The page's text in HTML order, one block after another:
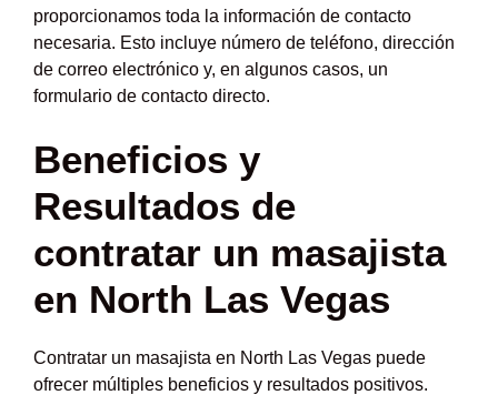
proporcionamos toda la información de contacto
necesaria. Esto incluye número de teléfono, dirección
de correo electrónico y, en algunos casos, un
formulario de contacto directo.
Beneficios y
Resultados de
contratar un masajista
en North Las Vegas
Contratar un masajista en North Las Vegas puede
ofrecer múltiples beneficios y resultados positivos.